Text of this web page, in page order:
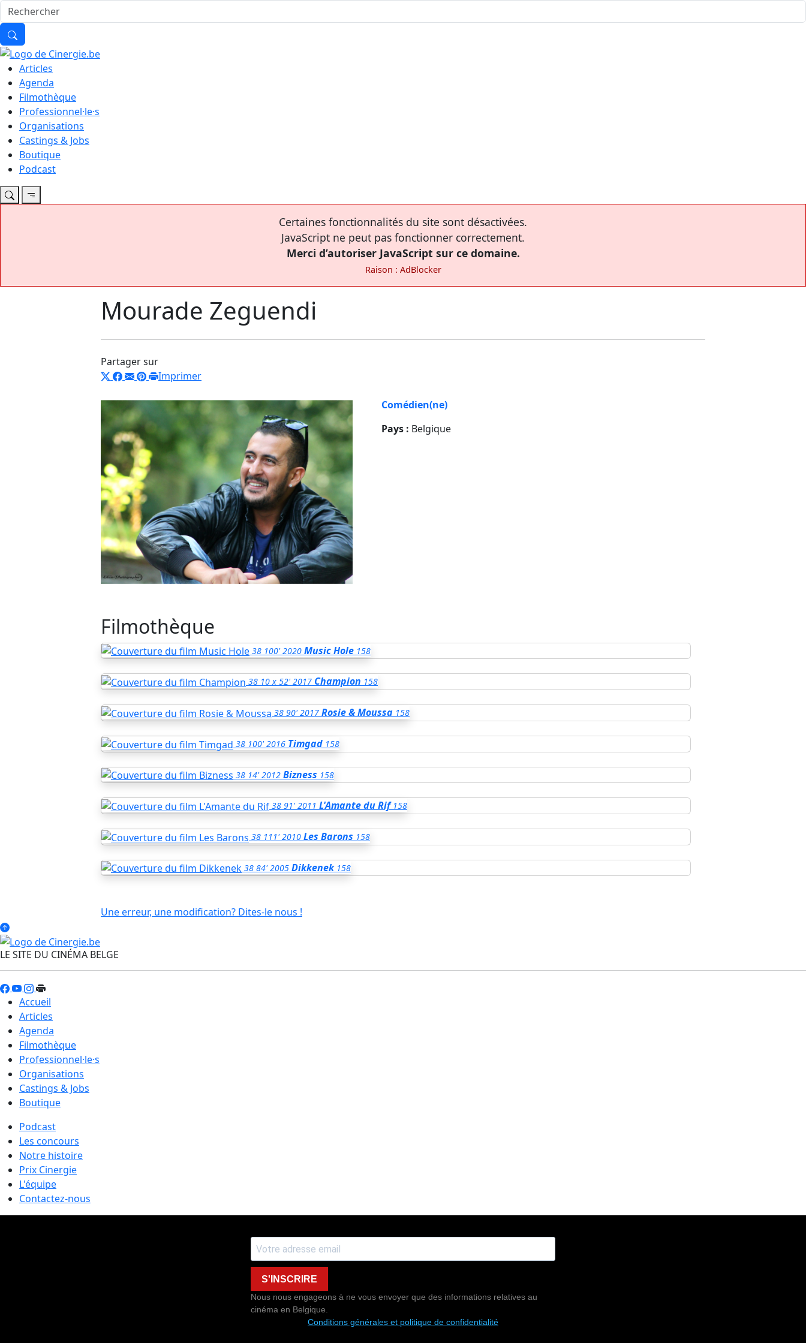
Articles
Agenda
Filmothèque
Professionnel·le·s
Organisations
Castings & Jobs
Boutique
Podcast
Certaines fonctionnalités du site sont désactivées.
JavaScript ne peut pas fonctionner correctement.
Merci d’autoriser JavaScript sur ce domaine.
Raison : AdBlocker
Mourade Zeguendi
Partager sur
Imprimer
Comédien(ne)
Pays : Belgique
Filmothèque
38 100' 2020 Music Hole 158
38 10 x 52' 2017 Champion 158
38 90' 2017 Rosie & Moussa 158
38 100' 2016 Timgad 158
38 14' 2012 Bizness 158
38 91' 2011 L'Amante du Rif 158
38 111' 2010 Les Barons 158
38 84' 2005 Dikkenek 158
Une erreur, une modification? Dites-le nous !
LE SITE DU CINÉMA BELGE
Accueil
Articles
Agenda
Filmothèque
Professionnel·le·s
Organisations
Castings & Jobs
Boutique
Podcast
Les concours
Notre histoire
Prix Cinergie
L'équipe
Contactez-nous
S'INSCRIRE
Nous nous engageons à ne vous envoyer que des informations relatives au
cinéma en Belgique.
Conditions générales et politique de confidentialité